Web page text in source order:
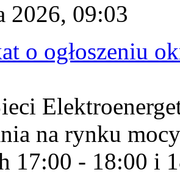
2026, 09:03
o ogłoszeniu
na rynku
17:00 - 18:00 i